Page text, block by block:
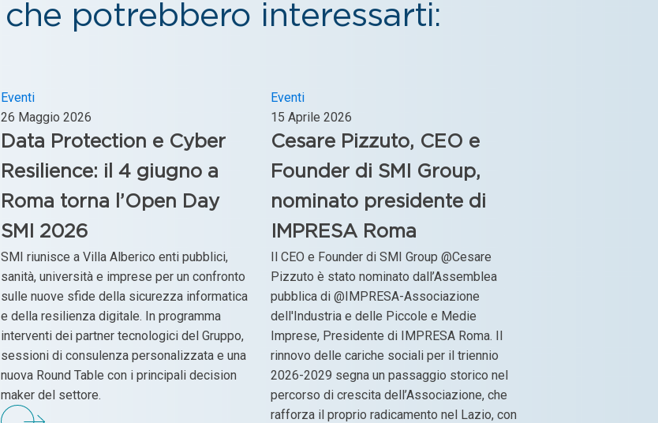
che potrebbero interessarti:
Eventi
26 Maggio 2026
Data Protection e Cyber
Resilience: il 4 giugno a
Roma torna l’Open Day
SMI 2026
SMI riunisce a Villa Alberico enti pubblici,
sanità, università e imprese per un confronto
sulle nuove sfide della sicurezza informatica
e della resilienza digitale. In programma
interventi dei partner tecnologici del Gruppo,
sessioni di consulenza personalizzata e una
nuova Round Table con i principali decision
maker del settore.
Eventi
15 Aprile 2026
Cesare Pizzuto, CEO e
Founder di SMI Group,
nominato presidente di
IMPRESA Roma
Il CEO e Founder di SMI Group @Cesare
Pizzuto è stato nominato dall’Assemblea
pubblica di @IMPRESA-Associazione
dell'Industria e delle Piccole e Medie
Imprese, Presidente di IMPRESA Roma. Il
rinnovo delle cariche sociali per il triennio
2026-2029 segna un passaggio storico nel
percorso di crescita dell’Associazione, che
rafforza il proprio radicamento nel Lazio, con